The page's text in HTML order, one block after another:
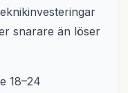
snarare än löser
18–24